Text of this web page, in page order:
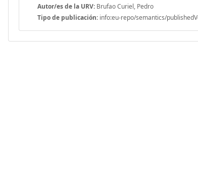
Autor/es de la URV: Brufao Curiel, Pedro
Tipo de publicación: info:eu-repo/semantics/